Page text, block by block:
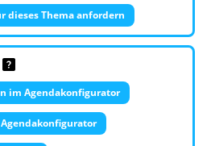
dieses Thema anfordern
im Agendakonfigurator